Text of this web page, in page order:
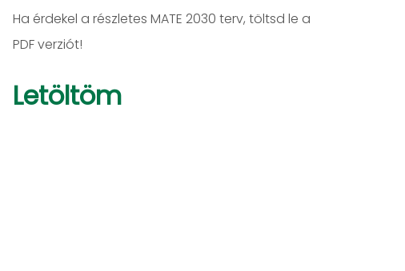
Ha érdekel a részletes MATE 2030 terv, töltsd le a
PDF verziót!
Letöltöm